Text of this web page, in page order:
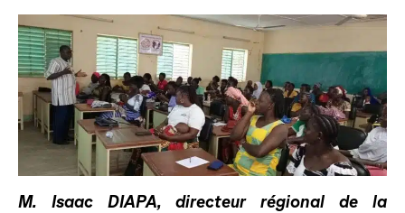
M. Isaac DIAPA, directeur régional de la